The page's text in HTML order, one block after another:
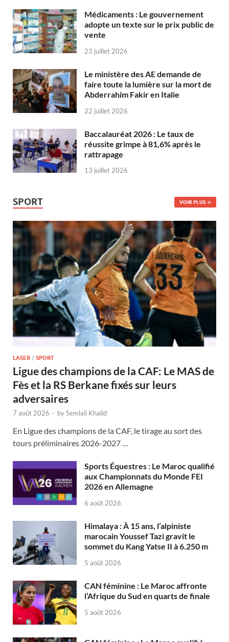
Médicaments : Le gouvernement
adopte un texte sur le prix public de
vente
23 juillet 2026
Le ministère des AE demande de
faire toute la lumière sur la mort de
Abderrahim Fakir en Italie
22 juillet 2026
Baccalauréat 2026 : Le taux de
réussite grimpe à 81,6% après le
rattrapage
13 juillet 2026
SPORT VOIR PLUS
LASER / SPORT
Ligue des champions de la CAF: Le MAS de
Fès et la RS Berkane fixés sur leurs
adversaires
7 août 2026 - bySemlali Khalid
En Ligue des champions de la CAF, le tirage au sort des
tours préliminaires 2026-2027 …
Sports Équestres : Le Maroc qualifié
aux Championnats du Monde FEI
2026 en Allemagne
6 août 2026
Himalaya : À 15 ans, l’alpiniste
marocain Youssef Tazi gravit le
sommet du Kang Yatse II à 6.250 m
5 août 2026
CAN féminine : Le Maroc affronte
l’Afrique du Sud en quarts de finale
5 août 2026